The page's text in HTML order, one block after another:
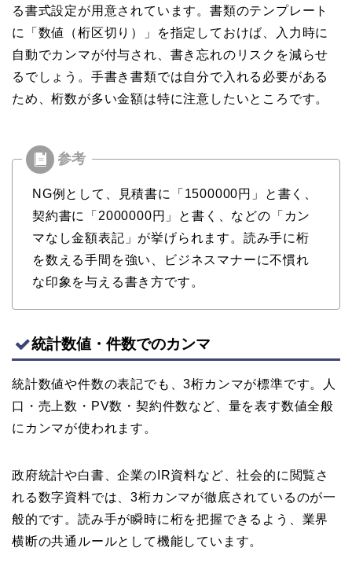
る書式設定が用意されています。書類のテンプレート
に「数値（桁区切り）」を指定しておけば、入力時に
自動でカンマが付与され、書き忘れのリスクを減らせ
るでしょう。手書き書類では自分で入れる必要がある
ため、桁数が多い金額は特に注意したいところです。
NG例として、見積書に「1500000円」と書く、
契約書に「2000000円」と書く、などの「カン
マなし金額表記」が挙げられます。読み手に桁
を数える手間を強い、ビジネスマナーに不慣れ
な印象を与える書き方です。
統計数値・件数でのカンマ
統計数値や件数の表記でも、3桁カンマが標準です。人
口・売上数・PV数・契約件数など、量を表す数値全般
にカンマが使われます。
政府統計や白書、企業のIR資料など、社会的に閲覧さ
れる数字資料では、3桁カンマが徹底されているのが一
般的です。読み手が瞬時に桁を把握できるよう、業界
横断の共通ルールとして機能しています。